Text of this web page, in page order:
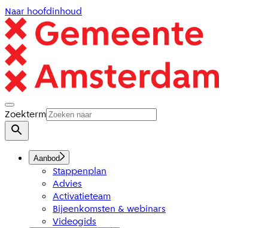
Naar hoofdinhoud
Zoekterm
Aanbod
Stappenplan
Advies
Activatieteam
Bijeenkomsten & webinars
Videogids